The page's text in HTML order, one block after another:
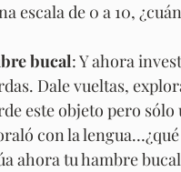
escala de 0 a 10,
bucal: Y ahora
Dale vueltas,
este objeto pero
con la
ahora tu hambre